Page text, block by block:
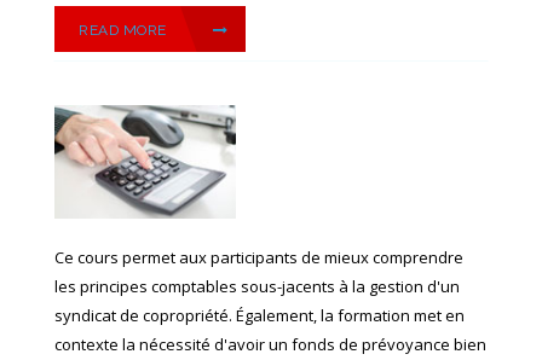
READ MORE
Ce cours permet aux participants de mieux comprendre
les principes comptables sous-jacents à la gestion d'un
syndicat de copropriété. Également, la formation met en
contexte la nécessité d'avoir un fonds de prévoyance bien